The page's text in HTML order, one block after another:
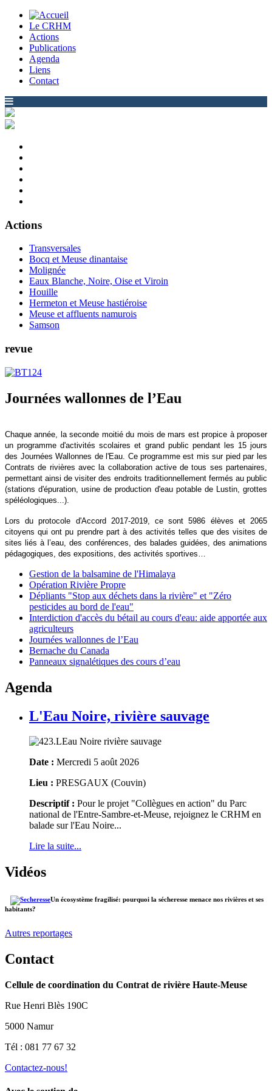
Le CRHM
Actions
Publications
Agenda
Liens
Contact
Actions
Transversales
Bocq et Meuse dinantaise
Molignée
Eaux Blanche, Noire, Oise et Viroin
Houille
Hermeton et Meuse hastiéroise
Meuse et affluents namurois
Samson
revue
Journées wallonnes de l’Eau
Chaque année, la seconde moitié du mois de mars est propice à proposer
un programme d'activités scolaires et grand public pendant les 15 jours
des Journées Wallonnes de l'Eau. Ce programme est mis sur pied par les
Contrats de rivières avec la collaboration active de tous ses partenaires,
permettant ainsi de visiter des endroits traditionnellement fermés au public
(stations d'épuration, usine de production d'eau potable de Lustin, grottes
spéléologiques...).
Lors du protocole d'Accord 2017-2019, ce sont 5986 élèves et 2065
citoyens qui ont pu prendre part à des activités telles que des visites de
sites liés à l’eau, des conférences, des balades guidées, des animations
pédagogiques, des expositions, des activités sportives…
Gestion de la balsamine de l'Himalaya
Opération Rivière Propre
Dépliants "Stop aux déchets dans la rivière" et "Zéro
pesticides au bord de l'eau"
Interdiction d'accès du bétail au cours d'eau: aide apportée aux
agriculteurs
Journées wallonnes de l’Eau
Bernache du Canada
Panneaux signalétiques des cours d’eau
Agenda
L'Eau Noire, rivière sauvage
Date : Mercredi 5 août 2026
Lieu : PRESGAUX (Couvin)
Descriptif : Pour le projet "Collègues en action" du Parc
national de l'Entre-Sambre-et-Meuse, rejoignez le CRHM en
balade sur l'Eau Noire...
Lire la suite...
Vidéos
Un écosystème fragilisé: pourquoi la sécheresse menace nos rivières et ses
habitants?
Autres reportages
Contact
Cellule de coordination du Contrat de rivière Haute-Meuse
Rue Henri Blès 190C
5000 Namur
Tél : 081 77 67 32
Contactez-nous!